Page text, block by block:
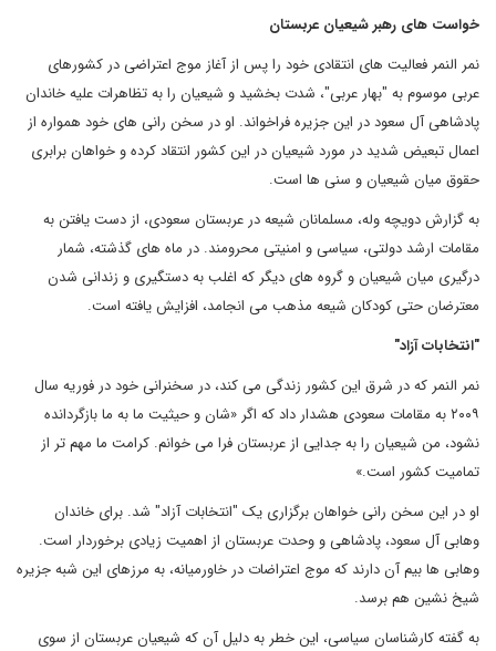
خواست های رهبر شیعیان عربستان
نمر النمر فعالیت های انتقادی خود را پس از آغاز موج اعتراضی در کشورهای
عربی موسوم به "بهار عربی"، شدت بخشید و شیعیان را به تظاهرات علیه خاندان
پادشاهی آل سعود در این جزیره فراخواند. او در سخن رانی های خود همواره از
اعمال تبعیض شدید در مورد شیعیان در این کشور انتقاد کرده و خواهان برابری
حقوق میان شیعیان و سنی ها است.
به گزارش دویچه وله، مسلمانان شیعه در عربستان سعودی، از دست یافتن به
مقامات ارشد دولتی، سیاسی و امنیتی محرومند. در ماه های گذشته، شمار
درگیری میان شیعیان و گروه های دیگر که اغلب به دستگیری و زندانی شدن
معترضان حتی کودکان شیعه مذهب می انجامد، افزایش یافته است.
"انتخابات آزاد"
نمر النمر که در شرق این کشور زندگی می کند، در سخنرانی خود در فوریه سال
۲۰۰۹ به مقامات سعودی هشدار داد که اگر «شان و حیثیت ما به ما بازگردانده
نشود، من شیعیان را به جدایی از عربستان فرا می خوانم. کرامت ما مهم تر از
تمامیت کشور است.»
او در این سخن رانی خواهان برگزاری یک "انتخابات آزاد" شد. برای خاندان
وهابی آل سعود، پادشاهی و وحدت عربستان از اهمیت زیادی برخوردار است.
وهابی ها بیم آن دارند که موج اعتراضات در خاورمیانه، به مرزهای این شبه جزیره
شیخ نشین هم برسد.
به گفته کارشناسان سیاسی، این خطر به دلیل آن که شیعیان عربستان از سوی